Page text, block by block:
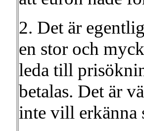
2. Det är
en stor och
leda till
betalas. Det är
inte vill erkänna